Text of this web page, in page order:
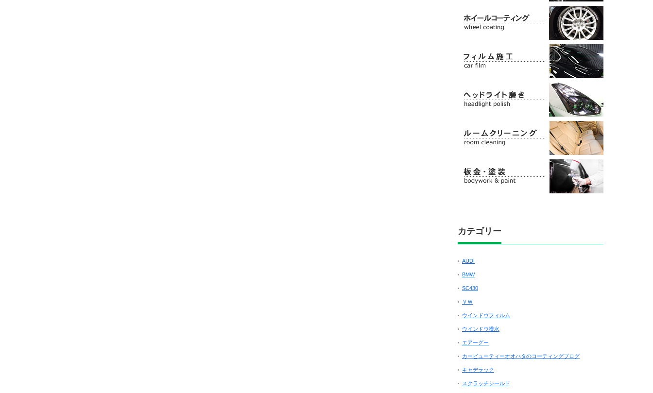
カテゴリー
AUDI
BMW
SC430
ＶＷ
ウインドウフィルム
ウインドウ撥水
エアーグー
カービューティーオオハタのコーティングブログ
キャデラック
スクラッチシールド